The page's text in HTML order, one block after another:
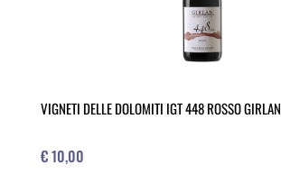
VIGNETI DELLE DOLOMITI IGT 448 ROSSO GIRLAN
€ 10,00